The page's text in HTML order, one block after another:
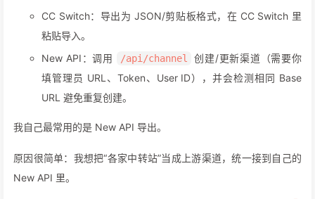
CC Switch：导出为 JSON/剪贴板格式，在 CC Switch 里
粘贴导入。
New API：调用
/api/channel
创建/更新渠道（需要你
填管理员 URL、Token、User ID），并会检测相同 Base
URL 避免重复创建。
我自己最常用的是 New API 导出。
原因很简单：我想把“各家中转站”当成上游渠道，统一接到自己的
New API 里。